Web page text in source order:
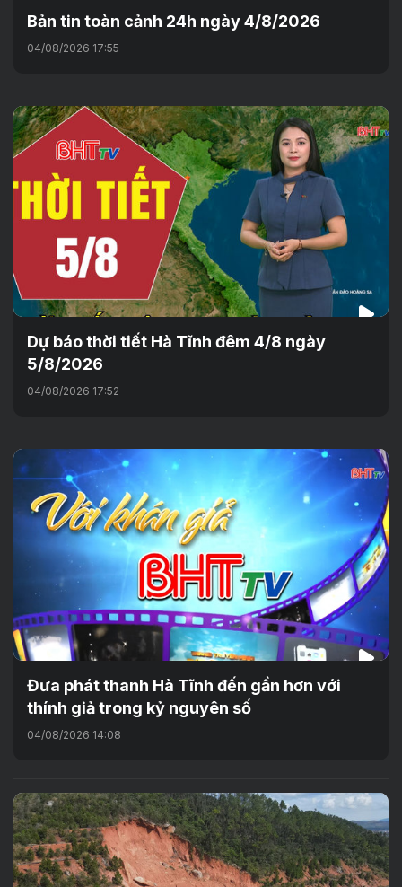
Bản tin toàn cảnh 24h ngày 4/8/2026
04/08/2026 17:55
Dự báo thời tiết Hà Tĩnh đêm 4/8 ngày
5/8/2026
04/08/2026 17:52
Đưa phát thanh Hà Tĩnh đến gần hơn với
thính giả trong kỷ nguyên số
04/08/2026 14:08